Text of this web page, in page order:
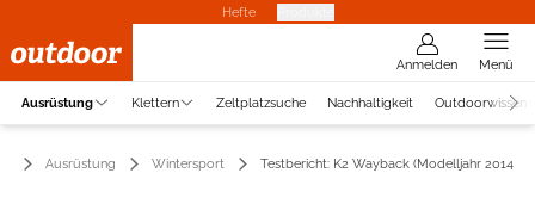
Hefte
Anmelden Menü
Ausrüstung Klettern Zeltplatzsuche Nachhaltigkeit Outdoorwissen
Ausrüstung Wintersport Testbericht: K2 Wayback (Modelljahr 2014)